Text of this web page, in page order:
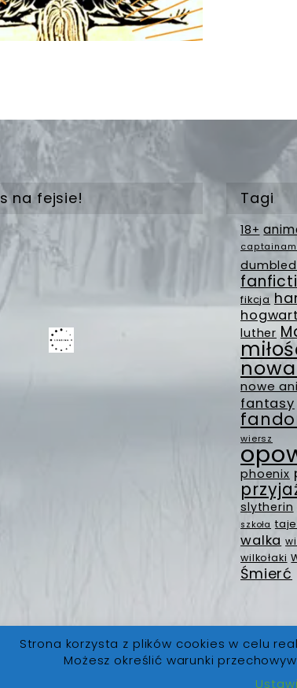
na fejsie! Tagi
18+
fikcja
hogwart
luther
nowe
fantasy
wiersz
phoenix
slytherin
szkoła
walka
wilkołaki
Śmierć
© 2019. Wszystkie prawa
Strona korzysta z plików cookies w celu
Możesz określić warunki